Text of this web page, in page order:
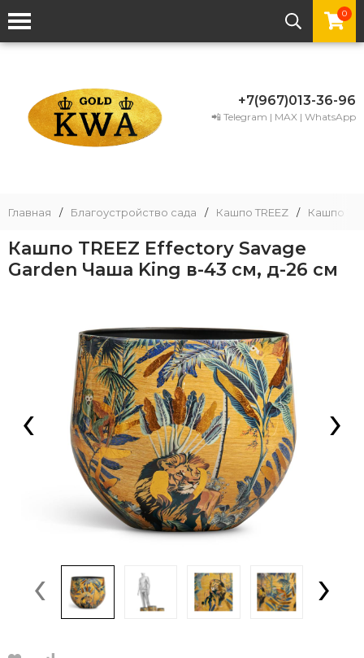
0
+7(967)013-36-96
📲 Telegram | MAX | WhatsApp
Главная / Благоустройство сада / Кашпо TREEZ / Кашпо
Кашпо TREEZ Effectory Savage
Garden Чаша King в-43 см, д-26 см
‹ ›
‹ ›